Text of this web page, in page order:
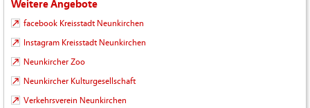
Weitere Angebote
facebook Kreisstadt Neunkirchen
Instagram Kreisstadt Neunkirchen
Neunkircher Zoo
Neunkircher Kulturgesellschaft
Verkehrsverein Neunkirchen